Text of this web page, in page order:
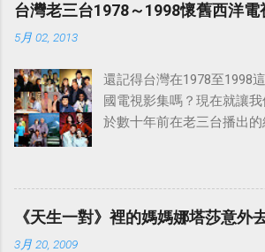
台灣老三台1978～1998懷舊西洋電
5月 02, 2013
還記得台灣在1978至1998
國電視影集嗎？現在就讓
於數十年前在老三台播出的
「愛之船」（The Love
是在1977年9月24日至
ABC頻道首播，共播出了
之船旋律：
《天生一對》裡的媽媽娜塔莎意外
3月 20, 2009